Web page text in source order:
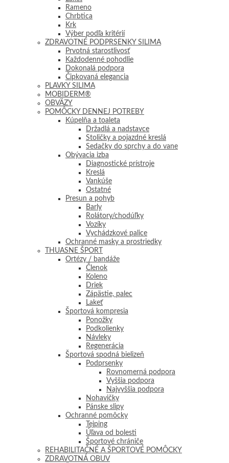
Rameno
Chrbtica
Krk
Výber podľa kritérií
ZDRAVOTNÉ PODPRSENKY SILIMA
Prvotná starostlivosť
Každodenné pohodlie
Dokonalá podpora
Čipkovaná elegancia
PLAVKY SILIMA
MOBIDERM®
OBVÄZY
POMÔCKY DENNEJ POTREBY
Kúpelňa a toaleta
Držadlá a nadstavce
Stoličky a pojazdné kreslá
Sedačky do sprchy a do vane
Obývacia izba
Diagnostické prístroje
Kreslá
Vankúše
Ostatné
Presun a pohyb
Barly
Rolátory/chodúľky
Vozíky
Vychádzkové palice
Ochranné masky a prostriedky
THUASNE ŠPORT
Ortézy / bandáže
Členok
Koleno
Driek
Zápästie, palec
Lakeť
Športová kompresia
Ponožky
Podkolienky
Návleky
Regenerácia
Športová spodná bielizeň
Podprsenky
Rovnomerná podpora
Vyššia podpora
Najvyššia podpora
Nohavičky
Pánske slipy
Ochranné pomôcky
Tejping
Úľava od bolesti
Športové chrániče
REHABILITAČNÉ A ŠPORTOVÉ POMÔCKY
ZDRAVOTNÁ OBUV